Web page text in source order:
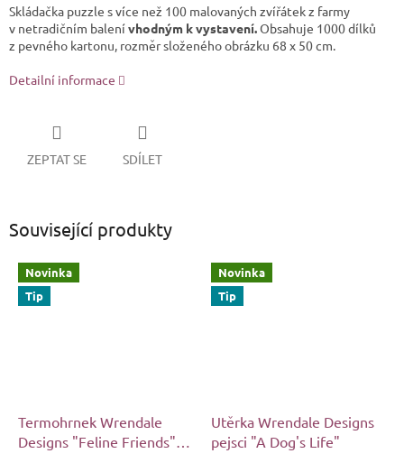
Skládačka puzzle s více než 100 malovaných zvířátek z farmy
v netradičním balení vhodným k vystavení.Obsahuje 1000 dílků
z pevného kartonu, rozměr složeného obrázku 68 x 50 cm.
Detailní informace
ZEPTAT SE SDÍLET
Související produkty
Novinka
Tip
Termohrnek Wrendale
Designs "Feline Friends" -
Novinka
Tip
Utěrka Wrendale Designs
pejsci "A Dog's Life"